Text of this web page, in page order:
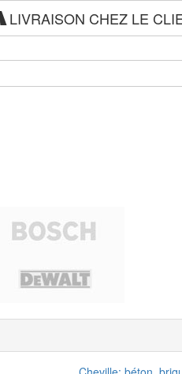
LIVRAISON CHEZ LE